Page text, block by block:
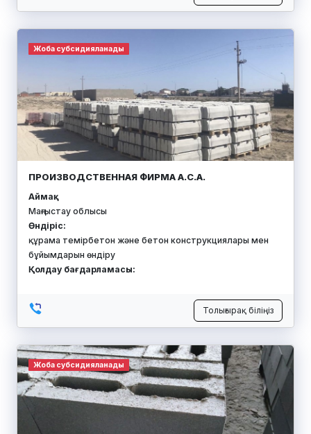
Жоба субсидияланады
ПРОИЗВОДСТВЕННАЯ ФИРМА А.С.А.
Аймақ:
Маңғыстау облысы
Өндіріс:
құрама темірбетон және бетон конструкциялары мен
бұйымдарын өндіру
Қолдау бағдарламасы:
Толығырақ біліңіз
Жоба субсидияланады